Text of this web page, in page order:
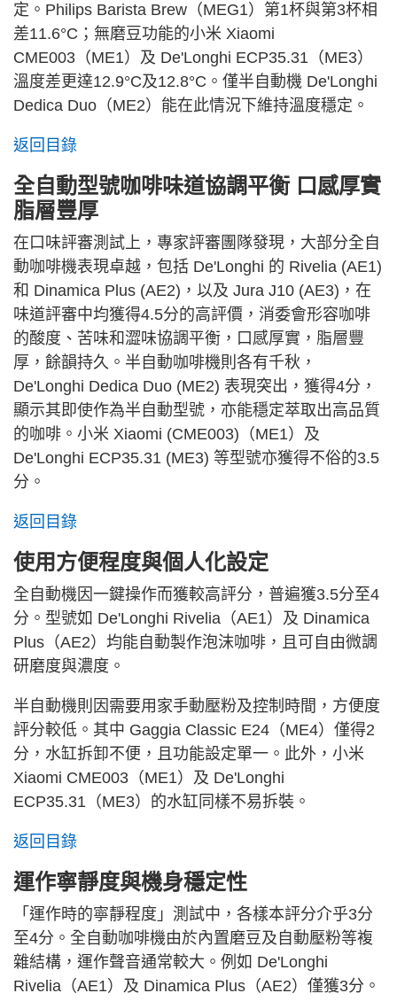
定。Philips Barista Brew（MEG1）第1杯與第3杯相
差11.6°C；無磨豆功能的小米 Xiaomi
CME003（ME1）及 De'Longhi ECP35.31（ME3）
溫度差更達12.9°C及12.8°C。僅半自動機 De'Longhi
Dedica Duo（ME2）能在此情況下維持溫度穩定。
返回目錄
全自動型號咖啡味道協調平衡 口感厚實
脂層豐厚
在口味評審測試上，專家評審團隊發現，大部分全自
動咖啡機表現卓越，包括 De'Longhi 的 Rivelia (AE1)
和 Dinamica Plus (AE2)，以及 Jura J10 (AE3)，在
味道評審中均獲得4.5分的高評價，消委會形容咖啡
的酸度、苦味和澀味協調平衡，口感厚實，脂層豐
厚，餘韻持久。半自動咖啡機則各有千秋，
De'Longhi Dedica Duo (ME2) 表現突出，獲得4分，
顯示其即使作為半自動型號，亦能穩定萃取出高品質
的咖啡。小米 Xiaomi (CME003)（ME1）及
De'Longhi ECP35.31 (ME3) 等型號亦獲得不俗的3.5
分。
返回目錄
使用方便程度與個人化設定
全自動機因一鍵操作而獲較高評分，普遍獲3.5分至4
分。型號如 De'Longhi Rivelia（AE1）及 Dinamica
Plus（AE2）均能自動製作泡沫咖啡，且可自由微調
研磨度與濃度。
半自動機則因需要用家手動壓粉及控制時間，方便度
評分較低。其中 Gaggia Classic E24（ME4）僅得2
分，水缸拆卸不便，且功能設定單一。此外，小米
Xiaomi CME003（ME1）及 De'Longhi
ECP35.31（ME3）的水缸同樣不易拆裝。
返回目錄
運作寧靜度與機身穩定性
「運作時的寧靜程度」測試中，各樣本評分介乎3分
至4分。全自動咖啡機由於內置磨豆及自動壓粉等複
雜結構，運作聲音通常較大。例如 De'Longhi
Rivelia（AE1）及 Dinamica Plus（AE2）僅獲3分。